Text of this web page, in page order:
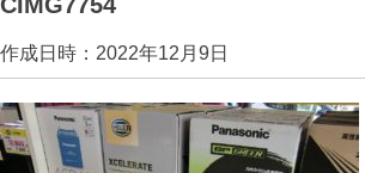
作成日時：2022年12月9日